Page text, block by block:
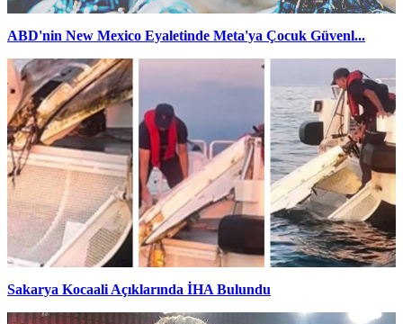
ABD'nin New Mexico Eyaletinde Meta'ya Çocuk Güvenl...
Sakarya Kocaali Açıklarında İHA Bulundu